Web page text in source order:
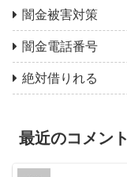
闇金被害対策
闇金電話番号
絶対借りれる
最近のコメント